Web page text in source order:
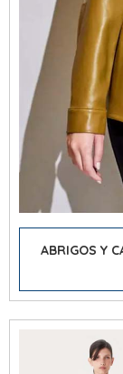
ABRIGOS Y